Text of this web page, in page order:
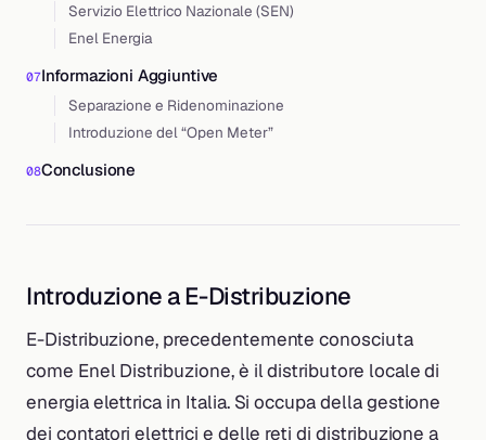
Servizio Elettrico Nazionale (SEN)
Enel Energia
Informazioni Aggiuntive
Separazione e Ridenominazione
Introduzione del “Open Meter”
Conclusione
Introduzione a E-Distribuzione
E-Distribuzione, precedentemente conosciuta
come Enel Distribuzione, è il distributore locale di
energia elettrica in Italia. Si occupa della gestione
dei contatori elettrici e delle reti di distribuzione a